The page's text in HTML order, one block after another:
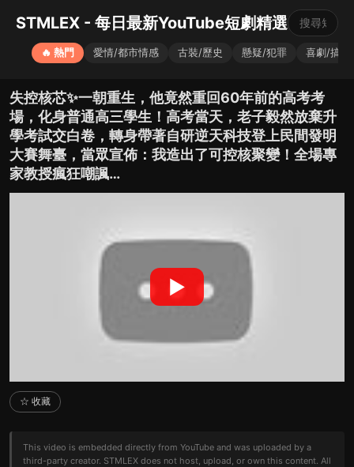
STMLEX - 每日最新YouTube短劇精選
🔥 熱門 愛情/都市情感 古裝/歷史 懸疑/犯罪 喜劇/搞笑
失控核芯✨一朝重生，他竟然重回60年前的高考考
場，化身普通高三學生！高考當天，老子毅然放棄升
學考試交白卷，轉身帶著自研逆天科技登上民間發明
大賽舞臺，當眾宣佈：我造出了可控核聚變！全場專
家教授瘋狂嘲諷…
▶
☆ 收藏
This video is embedded directly from YouTube and was uploaded by a
third-party creator. STMLEX does not host, upload, or own this content. All